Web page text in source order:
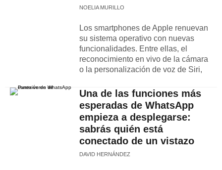
NOELIA MURILLO
Los smartphones de Apple renuevan
su sistema operativo con nuevas
funcionalidades. Entre ellas, el
reconocimiento en vivo de la cámara
o la personalización de voz de Siri,
Una de las funciones más
esperadas de WhatsApp
empieza a desplegarse:
sabrás quién está
conectado de un vistazo
DAVID HERNÁNDEZ